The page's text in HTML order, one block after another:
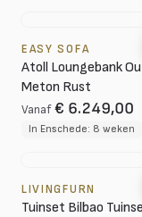
EASY SOFA
Atoll Loungebank
Meton Rust
Vanaf € 6.249,00
In Enschede: 8 weken
LIVINGFURN
Tuinset Bilbao